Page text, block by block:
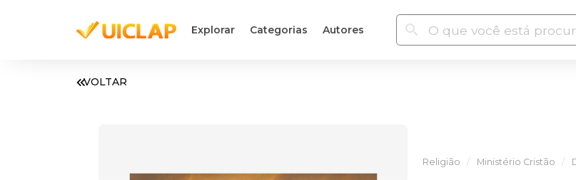
Explorar Categorias Autores
VOLTAR
Religião Ministério Cristão